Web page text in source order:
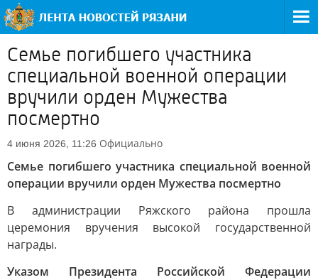
Семье погибшего участника
специальной военной операции
вручили орден Мужества
посмертно
4 июня 2026, 11:26 Официально
Семье погибшего участника специальной военной
операции вручили орден Мужества посмертно
В администрации Ряжского района прошла
церемония вручения высокой государственной
награды.
Указом Президента Российской Федерации